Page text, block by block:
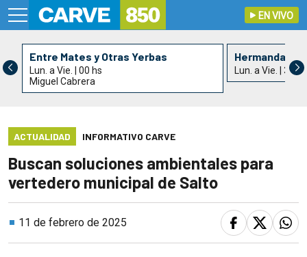
EN VIVO
Entre Mates y Otras Yerbas
Lun. a Vie. | 00 hs
Miguel Cabrera
Hermandad
Lun. a Vie. | 3 hs
ACTUALIDAD INFORMATIVO CARVE
Buscan soluciones ambientales para
vertedero municipal de Salto
11 de febrero de 2025